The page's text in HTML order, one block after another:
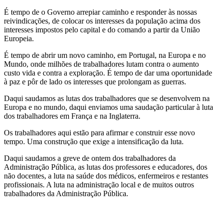
É tempo de o Governo arrepiar caminho e responder às nossas
reivindicações, de colocar os interesses da população acima dos
interesses impostos pelo capital e do comando a partir da União
Europeia.
É tempo de abrir um novo caminho, em Portugal, na Europa e no
Mundo, onde milhões de trabalhadores lutam contra o aumento
custo vida e contra a exploração. É tempo de dar uma oportunidade
à paz e pôr de lado os interesses que prolongam as guerras.
Daqui saudamos as lutas dos trabalhadores que se desenvolvem na
Europa e no mundo, daqui enviamos uma saudação particular à luta
dos trabalhadores em França e na Inglaterra.
Os trabalhadores aqui estão para afirmar e construir esse novo
tempo. Uma construção que exige a intensificação da luta.
Daqui saudamos a greve de ontem dos trabalhadores da
Administração Pública, as lutas dos professores e educadores, dos
não docentes, a luta na saúde dos médicos, enfermeiros e restantes
profissionais. A luta na administração local e de muitos outros
trabalhadores da Administração Pública.